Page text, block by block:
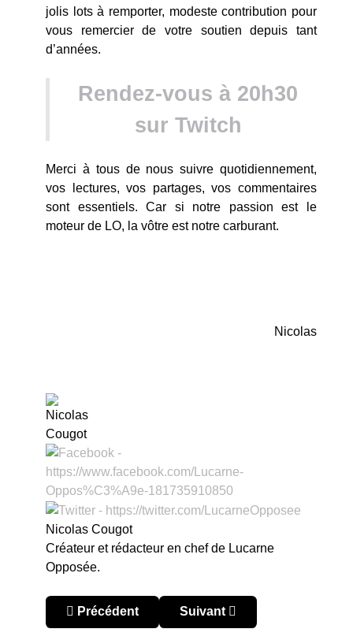
jolis lots à remporter, modeste contribution pour
vous remercier de votre soutien depuis tant
d’années.
Rendez-vous à 20h30
sur Twitch
Merci à tous de nous suivre quotidiennement,
vos lectures, vos partages, vos commentaires
sont essentiels. Car si notre passion est le
moteur de LO, la vôtre est notre carburant.
Nicolas
Nicolas Cougot
Créateur et rédacteur en chef de Lucarne
Opposée.
Article précédent : Lucarne Opposée a 15 ans
Précédent Article suivant : « Les 11
Suivant